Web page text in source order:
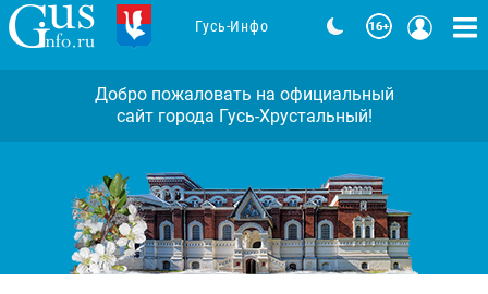
Задержан исполнительный директор
коммерческой организации по
обвинению в покушении на
Гусь-Инфо
Добро пожаловать на официальный
сайт города Гусь-Хрустальный!